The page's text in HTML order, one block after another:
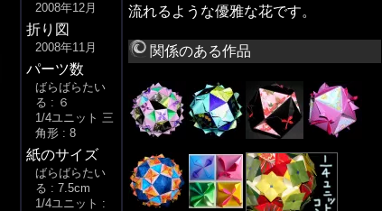
2008年12月
折り図
2008年11月
パーツ数
ばらばらたい
る : ６
1/4ユニット 三
角形 : 8
紙のサイズ
ばらばらたい
る : 7.5cm
1/4ユニット :
流れるような優雅な花です。
関係のある作品